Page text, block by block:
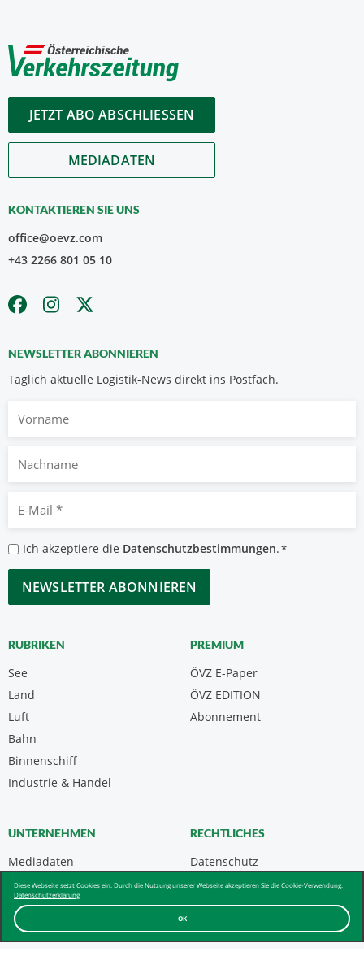
OK
Diese Webseite setzt Cookies ein. Durch die Nutzung unserer Webseite akzeptieren Sie die Cookie-Verwendung.
Datenschutzerklärung
JETZT ABO ABSCHLIESSEN
MEDIADATEN
KONTAKTIEREN SIE UNS
office@oevz.com
+43 2266 801 05 10
NEWSLETTER ABONNIEREN
Täglich aktuelle Logistik-News direkt ins Postfach.
Nachname
Mail
*
Datenschutzbestimmungen
*
Ich akzeptiere die Datenschutzbestimmungen.*
CAPTCHA
RUBRIKEN
See
Land
Luft
Bahn
Binnenschiff
Industrie & Handel
PREMIUM
ÖVZ E-Paper
Abonnement
ÖVZ EDITION
UNTERNEHMEN
Mediadaten
Kontakt
Über uns & AGB
RECHTLICHES
Datenschutz
Impressum